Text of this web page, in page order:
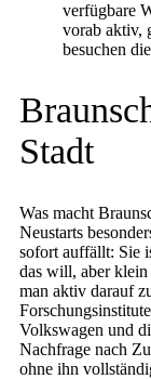
verfügbare
vorab aktiv,
besuchen
Stadt
Was macht
Neustarts
sofort auffällt: Sie
das will, aber
man aktiv darauf
Volkswagen und
Nachfrage nach
ohne ihn